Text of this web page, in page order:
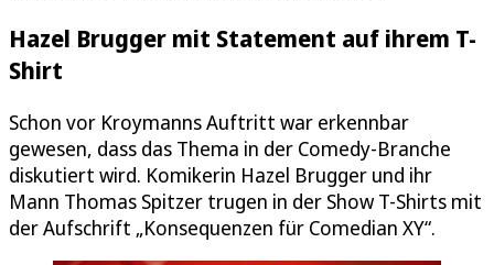
Hazel Brugger mit Statement auf ihrem T-
Shirt
Schon vor Kroymanns Auftritt war erkennbar
gewesen, dass das Thema in der Comedy-Branche
diskutiert wird. Komikerin Hazel Brugger und ihr
Mann Thomas Spitzer trugen in der Show T-Shirts mit
der Aufschrift „Konsequenzen für Comedian XY“.